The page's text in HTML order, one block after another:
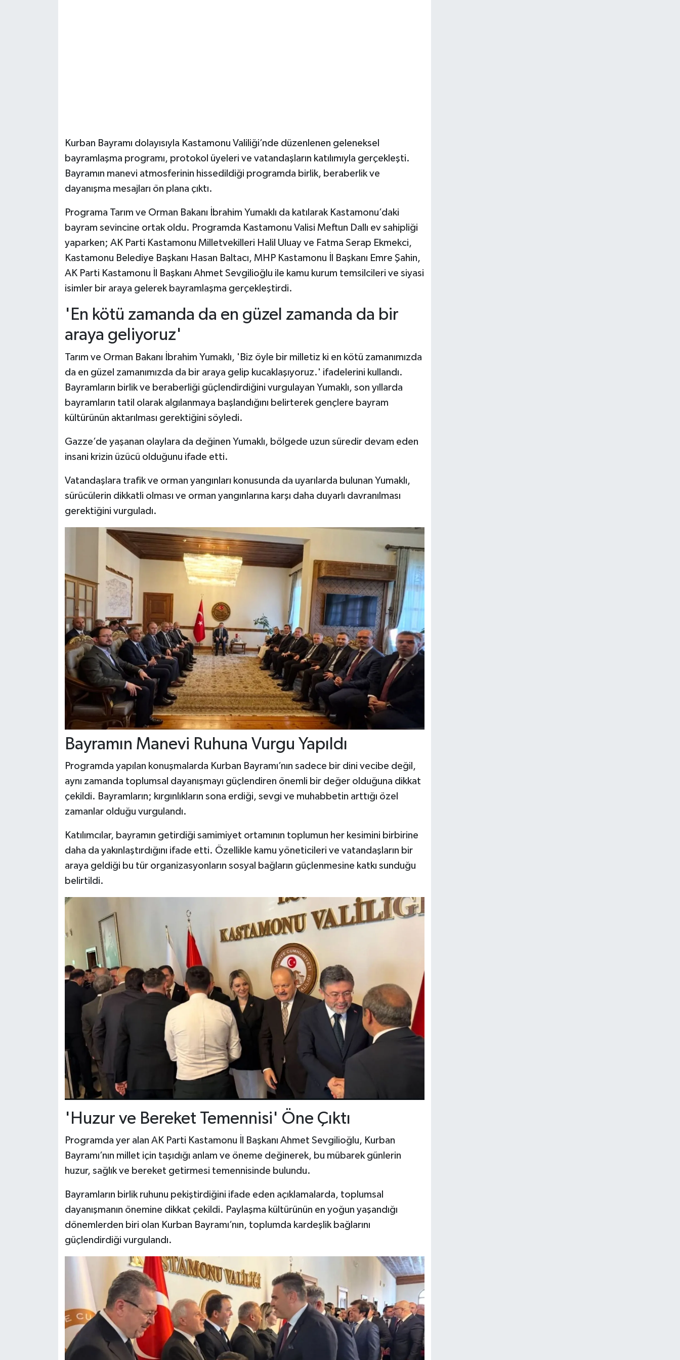
Kurban Bayramı dolayısıyla Kastamonu Valiliği’nde düzenlenen geleneksel
bayramlaşma programı, protokol üyeleri ve vatandaşların katılımıyla gerçekleşti.
Bayramın manevi atmosferinin hissedildiği programda birlik, beraberlik ve
dayanışma mesajları ön plana çıktı.
Programa Tarım ve Orman Bakanı İbrahim Yumaklı da katılarak Kastamonu’daki
bayram sevincine ortak oldu. Programda Kastamonu Valisi Meftun Dallı ev sahipliği
yaparken; AK Parti Kastamonu Milletvekilleri Halil Uluay ve Fatma Serap Ekmekci,
Kastamonu Belediye Başkanı Hasan Baltacı, MHP Kastamonu İl Başkanı Emre Şahin,
AK Parti Kastamonu İl Başkanı Ahmet Sevgilioğlu ile kamu kurum temsilcileri ve siyasi
isimler bir araya gelerek bayramlaşma gerçekleştirdi.
'En kötü zamanda da en güzel zamanda da bir
araya geliyoruz'
Tarım ve Orman Bakanı İbrahim Yumaklı, 'Biz öyle bir milletiz ki en kötü zamanımızda
da en güzel zamanımızda da bir araya gelip kucaklaşıyoruz.' ifadelerini kullandı.
Bayramların birlik ve beraberliği güçlendirdiğini vurgulayan Yumaklı, son yıllarda
bayramların tatil olarak algılanmaya başlandığını belirterek gençlere bayram
kültürünün aktarılması gerektiğini söyledi.
Gazze’de yaşanan olaylara da değinen Yumaklı, bölgede uzun süredir devam eden
insani krizin üzücü olduğunu ifade etti.
Vatandaşlara trafik ve orman yangınları konusunda da uyarılarda bulunan Yumaklı,
sürücülerin dikkatli olması ve orman yangınlarına karşı daha duyarlı davranılması
gerektiğini vurguladı.
Bayramın Manevi Ruhuna Vurgu Yapıldı
Programda yapılan konuşmalarda Kurban Bayramı’nın sadece bir dini vecibe değil,
aynı zamanda toplumsal dayanışmayı güçlendiren önemli bir değer olduğuna dikkat
çekildi. Bayramların; kırgınlıkların sona erdiği, sevgi ve muhabbetin arttığı özel
zamanlar olduğu vurgulandı.
Katılımcılar, bayramın getirdiği samimiyet ortamının toplumun her kesimini birbirine
daha da yakınlaştırdığını ifade etti. Özellikle kamu yöneticileri ve vatandaşların bir
araya geldiği bu tür organizasyonların sosyal bağların güçlenmesine katkı sunduğu
belirtildi.
'Huzur ve Bereket Temennisi' Öne Çıktı
Programda yer alan AK Parti Kastamonu İl Başkanı Ahmet Sevgilioğlu, Kurban
Bayramı’nın millet için taşıdığı anlam ve öneme değinerek, bu mübarek günlerin
huzur, sağlık ve bereket getirmesi temennisinde bulundu.
Bayramların birlik ruhunu pekiştirdiğini ifade eden açıklamalarda, toplumsal
dayanışmanın önemine dikkat çekildi. Paylaşma kültürünün en yoğun yaşandığı
dönemlerden biri olan Kurban Bayramı’nın, toplumda kardeşlik bağlarını
güçlendirdiği vurgulandı.
Ulusal Haberler
Teknoloji Haberleri
Dünya Haberleri
Yerel Haberler